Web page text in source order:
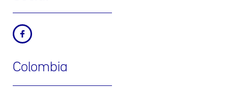
Fecha de publicación: octubre de 2016
El presente Manual de Políticas de Tratamiento de la
Información que La Empresa posee, se regirá por los
Colombia